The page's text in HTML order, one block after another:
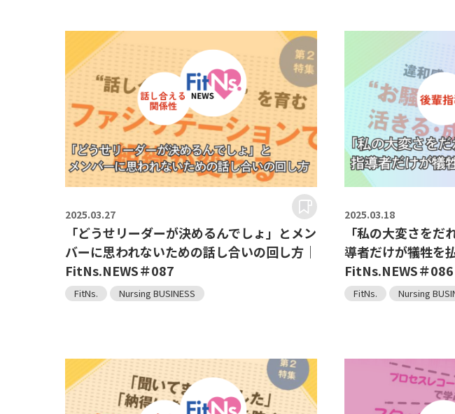
2025.03.27
「どうせリーダーが決めるんでしょ」とメン
バーに思われないための話し合いの回し方｜
FitNs.NEWS＃087
FitNs. Nursing BUSINESS
2025.03.18
「私の大変さをだ
導者だけが犠牲を
FitNs.NEWS＃086
FitNs. Nursing